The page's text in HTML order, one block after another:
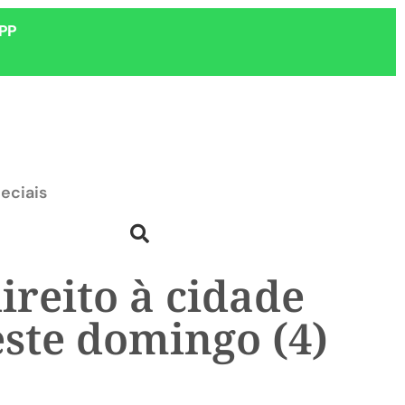
à cidade
domingo (4)